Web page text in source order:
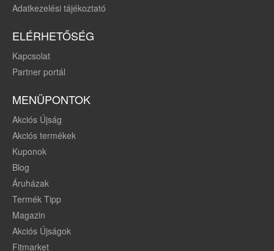
Adatkezelési tájékoztató
ELÉRHETŐSÉG
Kapcsolat
Partner portál
MENÜPONTOK
Akciós Újság
Akciós termékek
Kuponok
Blog
Áruházak
Termék Tipp
Magazin
Akciós Újságok
Fitmarket